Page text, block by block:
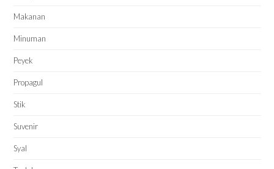
Makanan
Minuman
Peyek
Propagul
Stik
Suvenir
Syal